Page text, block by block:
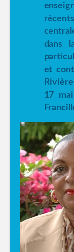
dans
et
17